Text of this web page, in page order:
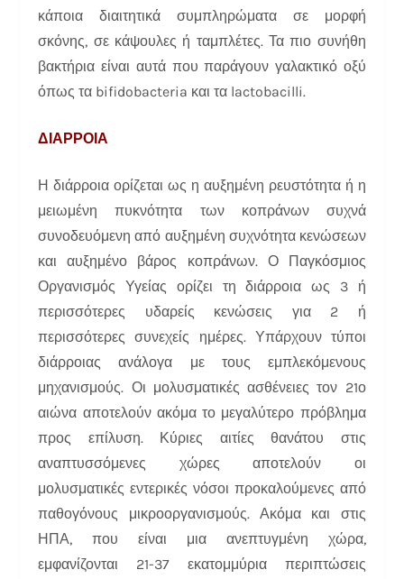
κάποια διαιτητικά συμπληρώματα σε μορφή
σκόνης, σε κάψουλες ή ταμπλέτες. Τα πιο συνήθη
βακτήρια είναι αυτά που παράγουν γαλακτικό οξύ
όπως τα bifidobacteria και τα lactobacilli.
ΔΙΑΡΡΟΙΑ
Η διάρροια ορίζεται ως η αυξημένη ρευστότητα ή η
μειωμένη πυκνότητα των κοπράνων συχνά
συνοδευόμενη από αυξημένη συχνότητα κενώσεων
και αυξημένο βάρος κοπράνων. Ο Παγκόσμιος
Οργανισμός Υγείας ορίζει τη διάρροια ως 3 ή
περισσότερες υδαρείς κενώσεις για 2 ή
περισσότερες συνεχείς ημέρες. Υπάρχουν τύποι
διάρροιας ανάλογα με τους εμπλεκόμενους
μηχανισμούς. Οι μολυσματικές ασθένειες τον 21ο
αιώνα αποτελούν ακόμα το μεγαλύτερο πρόβλημα
προς επίλυση. Κύριες αιτίες θανάτου στις
αναπτυσσόμενες χώρες αποτελούν οι
μολυσματικές εντερικές νόσοι προκαλούμενες από
παθογόνους μικροοργανισμούς. Ακόμα και στις
ΗΠΑ, που είναι μια ανεπτυγμένη χώρα,
εμφανίζονται 21-37 εκατομμύρια περιπτώσεις